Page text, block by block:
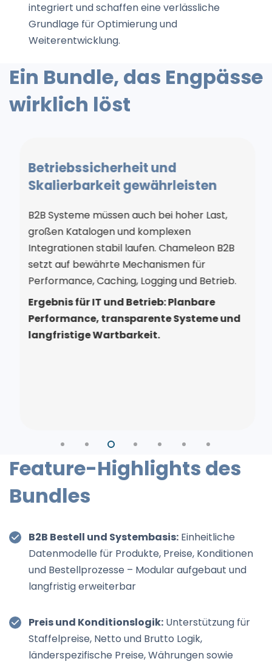
integriert und schaffen eine verlässliche
Grundlage für Optimierung und
Weiterentwicklung.
Ein Bundle, das Engpässe
wirklich löst
Betriebssicherheit und
Skalierbarkeit gewährleisten
B2B Systeme müssen auch bei hoher Last,
großen Katalogen und komplexen
Integrationen stabil laufen. Chameleon B2B
setzt auf bewährte Mechanismen für
Performance, Caching, Logging und Betrieb.
Ergebnis für IT und Betrieb: Planbare
Performance, transparente Systeme und
langfristige Wartbarkeit.
Feature-Highlights des
Bundles
B2B Bestell und Systembasis: Einheitliche
Datenmodelle für Produkte, Preise, Konditionen
und Bestellprozesse – Modular aufgebaut und
langfristig erweiterbar
Preis und Konditionslogik: Unterstützung für
Staffelpreise, Netto und Brutto Logik,
länderspezifische Preise, Währungen sowie